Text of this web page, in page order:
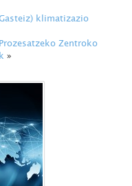
klimatizazio
Zentroko
»